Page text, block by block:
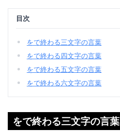
目次
をで終わる三文字の言葉
をで終わる四文字の言葉
をで終わる五文字の言葉
をで終わる六文字の言葉
をで終わる三文字の言葉